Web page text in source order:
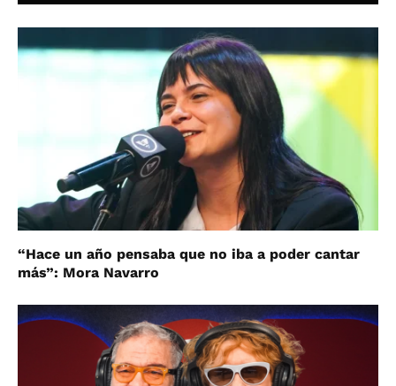
“Hace un año pensaba que no iba a poder cantar
más”: Mora Navarro